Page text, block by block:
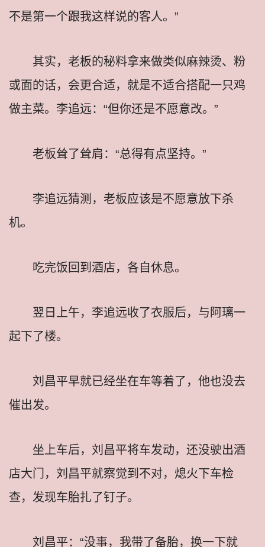
不是第一个跟我这样说的客人。”
其实，老板的秘料拿来做类似麻辣烫、粉
或面的话，会更合适，就是不适合搭配一只鸡
做主菜。李追远：“但你还是不愿意改。”
老板耸了耸肩：“总得有点坚持。”
李追远猜测，老板应该是不愿意放下杀
机。
吃完饭回到酒店，各自休息。
翌日上午，李追远收了衣服后，与阿璃一
起下了楼。
刘昌平早就已经坐在车等着了，他也没去
催出发。
坐上车后，刘昌平将车发动，还没驶出酒
店大门，刘昌平就察觉到不对，熄火下车检
查，发现车胎扎了钉子。
刘昌平：“没事，我带了备胎，换一下就